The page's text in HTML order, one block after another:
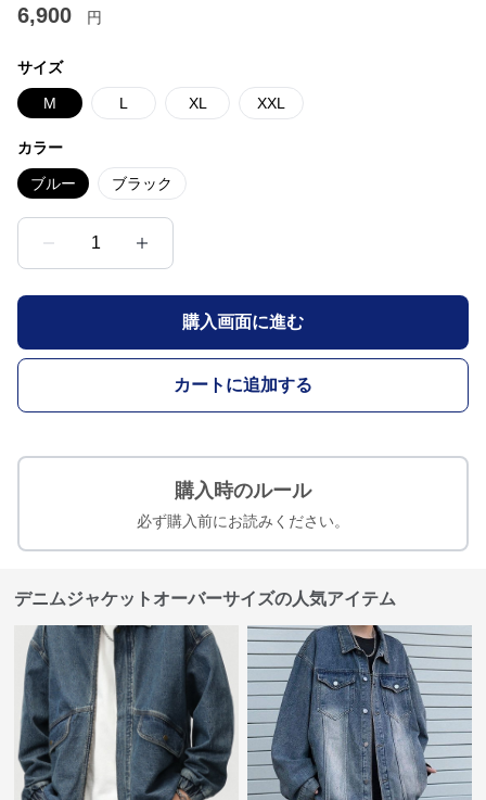
6,900 円
サイズ
M L XL XXL
カラー
ブルー ブラック
1
購入画面に進む
カートに追加する
購入時のルール
必ず購入前にお読みください。
デニムジャケットオーバーサイズの人気アイテム